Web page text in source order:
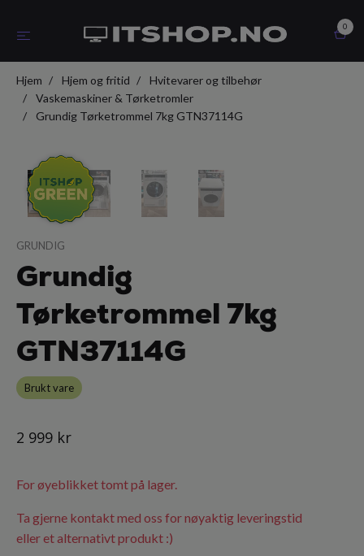
0
Hjem Hjem og fritid
Hvitevarer og tilbehør
Vaskemaskiner & Tørketromler
Grundig Tørketrommel 7kg GTN37114G
GRUNDIG
Grundig
Tørketrommel 7kg
GTN37114G
Brukt vare
2 999 kr
For øyeblikket tomt på lager.
Ta gjerne kontakt med oss for nøyaktig leveringstid
eller et alternativt produkt :)